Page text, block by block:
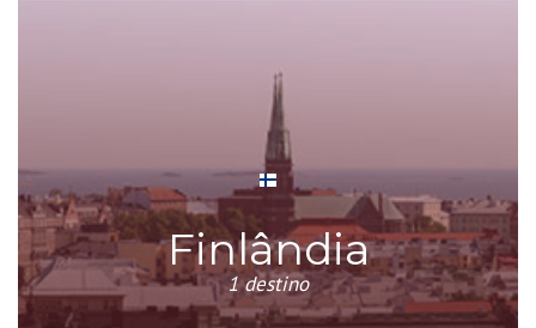
Finlândia
1 destino